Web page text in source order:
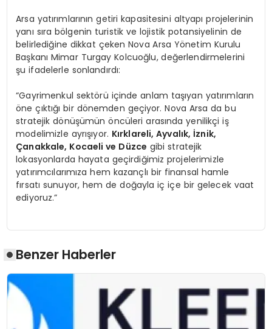
Arsa yatırımlarının getiri kapasitesini altyapı projelerinin
yanı sıra bölgenin turistik ve lojistik potansiyelinin de
belirlediğine dikkat çeken Nova Arsa Yönetim Kurulu
Başkanı Mimar Turgay Kolcuoğlu, değerlendirmelerini
şu ifadelerle sonlandırdı:
“Gayrimenkul sektörü içinde anlam taşıyan yatırımların
öne çıktığı bir dönemden geçiyor. Nova Arsa da bu
stratejik dönüşümün öncüleri arasında yenilikçi iş
modelimizle ayrışıyor. Kırklareli, Ayvalık, İznik,
Çanakkale, Kocaeli ve Düzce gibi stratejik
lokasyonlarda hayata geçirdiğimiz projelerimizle
yatırımcılarımıza hem kazançlı bir finansal hamle
fırsatı sunuyor, hem de doğayla iç içe bir gelecek vaat
ediyoruz.”
Benzer Haberler